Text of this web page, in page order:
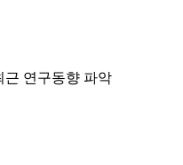
근 연구동향 파악